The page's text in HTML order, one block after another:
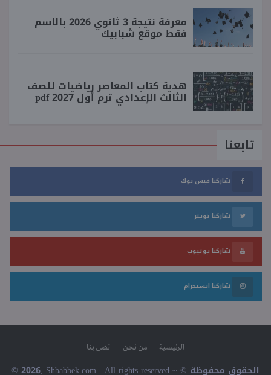
معرفة نتيجة 3 ثانوي 2026 بالاسم
فقط موقع شبابيك
هدية كتاب المعاصر رياضيات للصف
الثالث الإعدادي ترم أول 2027 pdf
تابعنا
شاركنا فيس بوك
شاركنا تويتر
شاركنا يوتيوب
شاركنا انستجرام
الرئيسية من نحن اتصل بنا
© 2026, Shbabbek.com . All rights reserved ~ © الحقوق محفوظة